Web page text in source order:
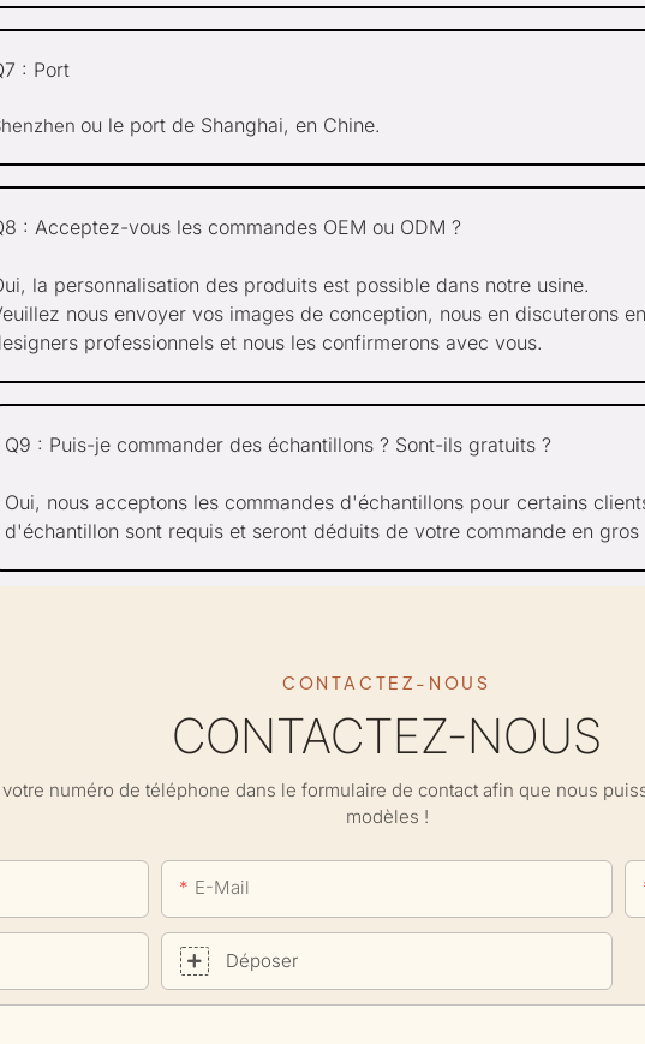
: Port
ou le port de Shanghai, en Chine.
: Acceptez-vous les commandes OEM ou ODM ?
la personnalisation des produits est possible dans notre usine.
nous envoyer vos images de conception, nous en discuterons
professionnels et nous les confirmerons avec vous.
Q9 : Puis-je commander des échantillons ? Sont-ils gratuits ?
Oui, nous acceptons les commandes d'échantillons pour certains
d'échantillon sont requis et seront déduits de votre commande en gros
CONTACTEZ-NOUS
CONTACTEZ-NOUS
numéro de téléphone dans le formulaire de contact afin que nous
modèles !
E-Mail
Déposer